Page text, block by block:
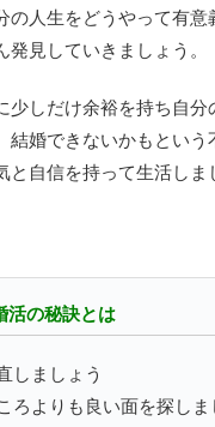
の人生をどうやって有意
見していきましょう。
少しだけ余裕を持ち自分
結婚できないかもという
自信を持って生活しま
活の秘訣とは
しましょう
ろよりも良い面を探しま